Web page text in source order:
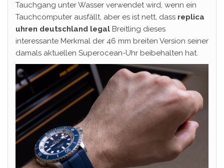
Tauchgang unter Wasser verwendet wird, wenn ein
Tauchcomputer ausfällt, aber es ist nett, dass replica
uhren deutschland legal Breitling dieses
interessante Merkmal der 46 mm breiten Version seiner
damals aktuellen Superocean-Uhr beibehalten hat.